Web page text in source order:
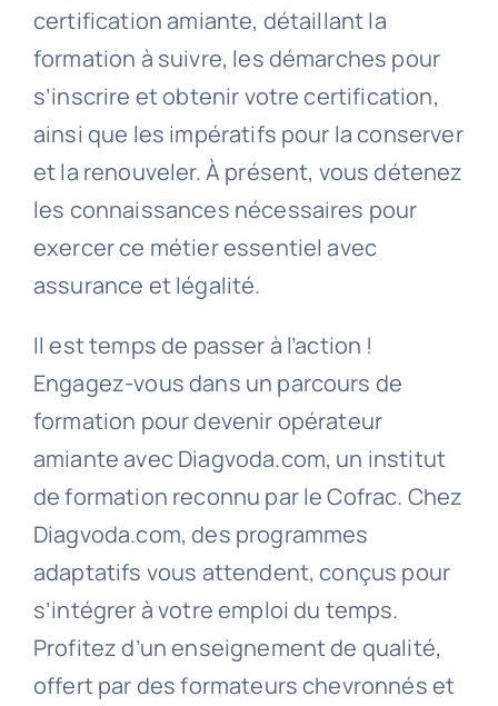
certification amiante, détaillant la
formation à suivre, les démarches pour
s’inscrire et obtenir votre certification,
ainsi que les impératifs pour la conserver
et la renouveler. À présent, vous détenez
les connaissances nécessaires pour
exercer ce métier essentiel avec
assurance et légalité.
Il est temps de passer à l’action !
Engagez-vous dans un parcours de
formation pour devenir opérateur
amiante avec Diagvoda.com, un institut
de formation reconnu par le Cofrac. Chez
Diagvoda.com, des programmes
adaptatifs vous attendent, conçus pour
s’intégrer à votre emploi du temps.
Profitez d’un enseignement de qualité,
offert par des formateurs chevronnés et